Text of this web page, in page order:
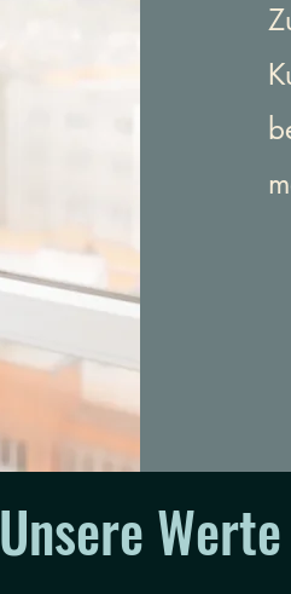
Unsere Werte